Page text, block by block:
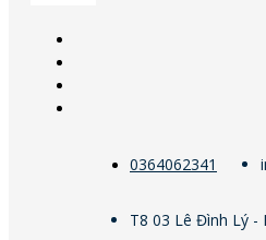
0364062341
T8 03 Lê Đình Lý -